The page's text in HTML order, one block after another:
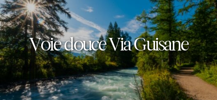
Voie douce Via Guisane